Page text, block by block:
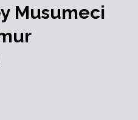
Musumeci